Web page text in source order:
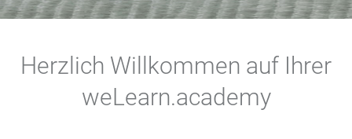
Herzlich Willkommen auf Ihrer
weLearn.academy